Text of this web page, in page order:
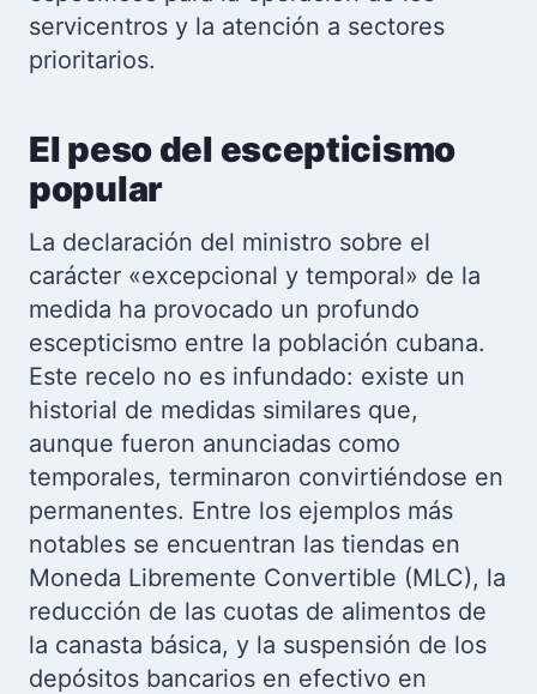
servicentros y la atención a sectores
prioritarios.
El peso del escepticismo
popular
La declaración del ministro sobre el
carácter «excepcional y temporal» de la
medida ha provocado un profundo
escepticismo entre la población cubana.
Este recelo no es infundado: existe un
historial de medidas similares que,
aunque fueron anunciadas como
temporales, terminaron convirtiéndose en
permanentes. Entre los ejemplos más
notables se encuentran las tiendas en
Moneda Libremente Convertible (MLC), la
reducción de las cuotas de alimentos de
la canasta básica, y la suspensión de los
depósitos bancarios en efectivo en